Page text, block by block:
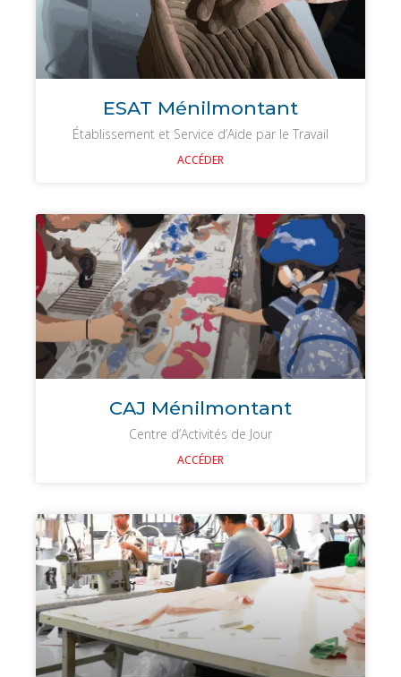
ESAT Ménilmontant
Établissement et Service d’Aide par le Travail
ACCÉDER
CAJ Ménilmontant
Centre d’Activités de Jour
ACCÉDER